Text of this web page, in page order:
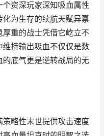
资深玩家深知吸血属性
为生存的续航天赋异禀
重的战士凭借它屹立不
持输出吸血不仅仅是数
底气更是逆转战局的无
略性末世提供攻击速度